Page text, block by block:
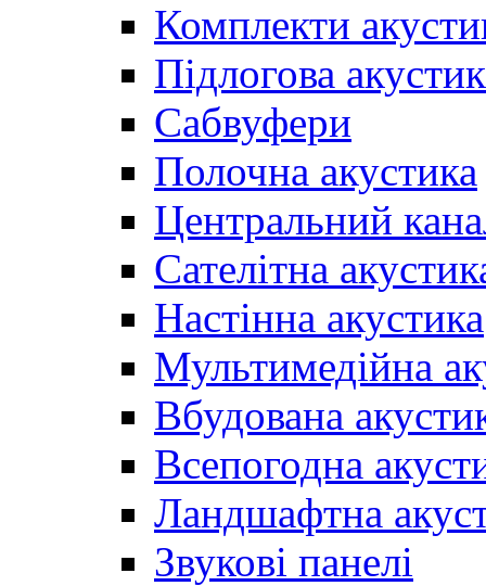
Комплекти
Підлогова
Сабвуфери
Полочна акустика
Центральний
Сателітна
Настінна акустика
Мультимедійна
Вбудована
Всепогодна
Ландшафтна
Звукові панелі